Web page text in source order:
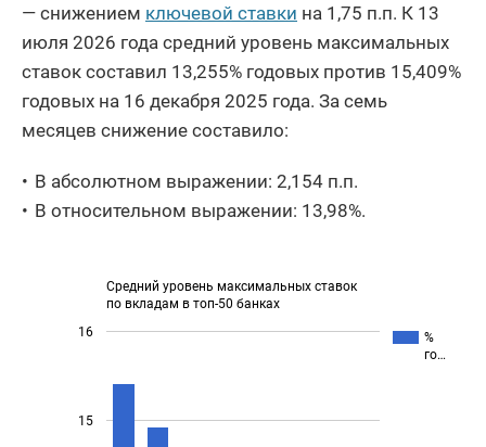
— снижением ключевой ставки на 1,75 п.п. К 13
июля 2026 года средний уровень максимальных
ставок составил 13,255% годовых против 15,409%
годовых на 16 декабря 2025 года. За семь
месяцев снижение составило:
В абсолютном выражении: 2,154 п.п.
В относительном выражении: 13,98%.
Средний уровень максимальных ставок
по вкладам в топ-50 банках
%
го…
15
16